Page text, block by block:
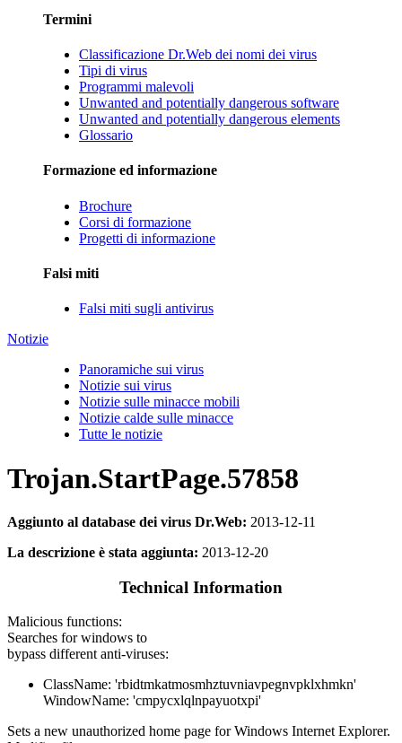
Termini
Classificazione Dr.Web dei nomi dei virus
Tipi di virus
Programmi malevoli
Unwanted and potentially dangerous software
Unwanted and potentially dangerous elements
Glossario
Formazione ed informazione
Brochure
Corsi di formazione
Progetti di informazione
Falsi miti
Falsi miti sugli antivirus
Notizie
Panoramiche sui virus
Notizie sui virus
Notizie sulle minacce mobili
Notizie calde sulle minacce
Tutte le notizie
Trojan.StartPage.57858
Aggiunto al database dei virus Dr.Web: 2013-12-11
La descrizione è stata aggiunta: 2013-12-20
Technical Information
Malicious functions:
Searches for windows to
bypass different anti-viruses:
ClassName: 'rbidtmkatmosmhztuvniavpegnvpklxhmkn'
WindowName: 'cmpycxlqlnpayuotxpi'
Sets a new unauthorized home page for Windows Internet Explorer.